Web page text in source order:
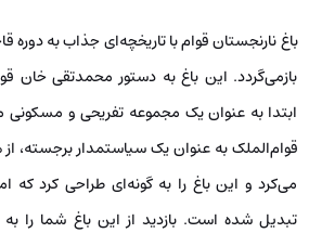
بازمی‌گردد. این باغ به دستور محمدتقی خان
ابتدا به عنوان یک مجموعه تفریحی و مسکونی
قوام‌الملک به عنوان یک سیاستمدار برجسته،
می‌کرد و این باغ را به گونه‌ای طراحی کرد که
تبدیل شده است. بازدید از این باغ شما را